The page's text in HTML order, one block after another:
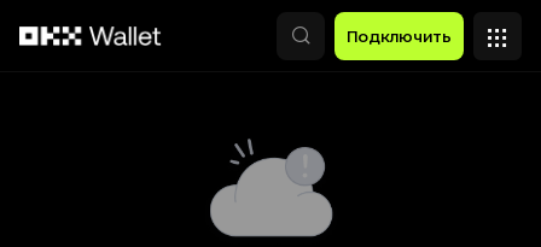
Подключить